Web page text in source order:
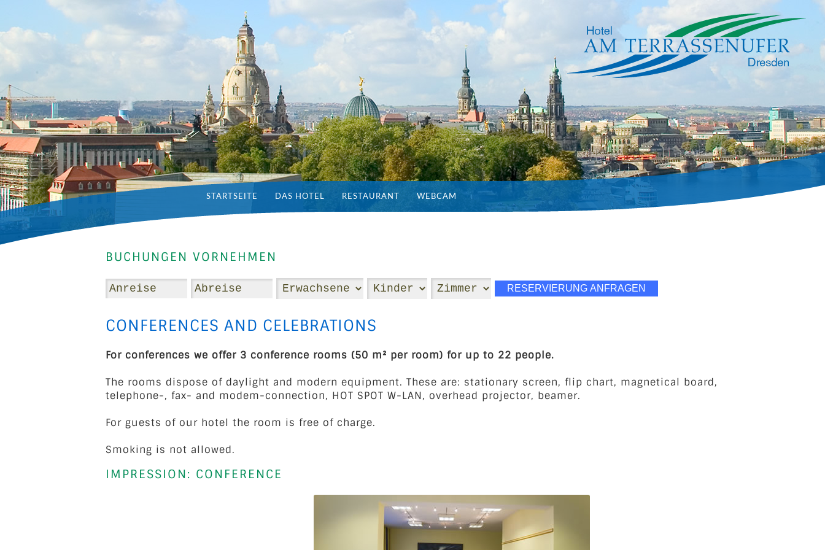
STARTSEITE DAS HOTEL RESTAURANT WEBCAM
BUCHUNGEN VORNEHMEN
CONFERENCES AND CELEBRATIONS
For conferences we offer 3 conference rooms (50 m² per room) for up to 22 people.
The rooms dispose of daylight and modern equipment. These are: stationary screen, flip chart, magnetical board,
telephone-, fax- and modem-connection, HOT SPOT W-LAN, overhead projector, beamer.
For guests of our hotel the room is free of charge.
Smoking is not allowed.
IMPRESSION: CONFERENCE